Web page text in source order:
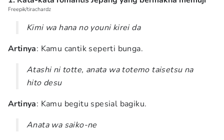
Freepik/tirachardz
Kimi wa hana no youni kirei da
Artinya: Kamu cantik seperti bunga.
Atashi ni totte, anata wa totemo taisetsu na
hito desu
Artinya: Kamu begitu spesial bagiku.
Anata wa saiko-ne